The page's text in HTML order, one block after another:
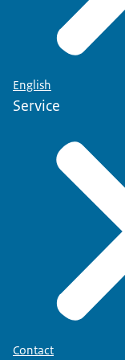
English
Service
Contact